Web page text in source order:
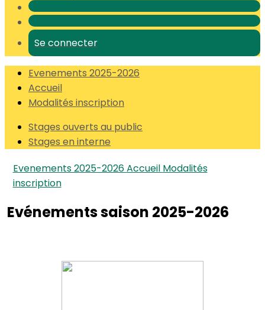
Se connecter
Evenements 2025-2026
Accueil
Modalités inscription
Stages ouverts au public
Stages en interne
Evenements 2025-2026Accueil Modalités
inscription
Evénements saison 2025-2026